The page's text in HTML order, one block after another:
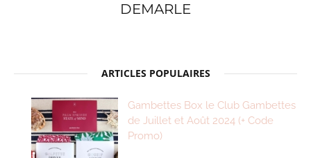
DEMARLE
ARTICLES POPULAIRES
Gambettes Box le Club Gambettes
de Juillet et Août 2024 (+ Code
Promo)